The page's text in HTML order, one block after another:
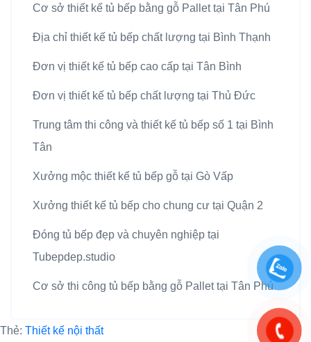
Cơ sở thiết kế tủ bếp bằng gỗ Pallet tại Tân Phú
Địa chỉ thiết kế tủ bếp chất lượng tại Bình Thạnh
Đơn vị thiết kế tủ bếp cao cấp tại Tân Bình
Đơn vị thiết kế tủ bếp chất lượng tại Thủ Đức
Trung tâm thi công và thiết kế tủ bếp số 1 tại Bình
Tân
Xưởng mộc thiết kế tủ bếp gỗ tại Gò Vấp
Xưởng thiết kế tủ bếp cho chung cư tại Quận 2
Đóng tủ bếp đẹp và chuyên nghiệp tại
Tubepdep.studio
Cơ sở thi công tủ bếp bằng gỗ Pallet tại Tân Phú
Thẻ: Thiết kế nội thất